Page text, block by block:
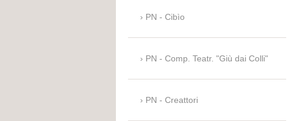
PN - Cibìo
PN - Comp. Teatr. "Giù dai Colli"
PN - Creattori